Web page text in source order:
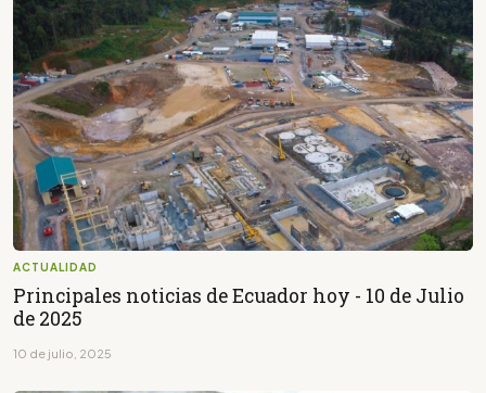
ACTUALIDAD
Principales noticias de Ecuador hoy - 10 de Julio
de 2025
10 de julio, 2025